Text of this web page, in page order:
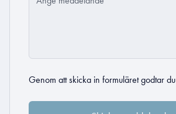
Genom att skicka in formuläret godtar du